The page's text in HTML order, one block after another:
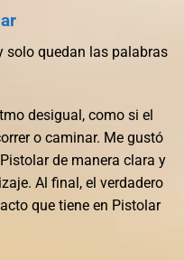
solo quedan las palabras
desigual, como si el
o caminar. Me gustó
de manera clara y
Al final, el verdadero
que tiene en Pistolar